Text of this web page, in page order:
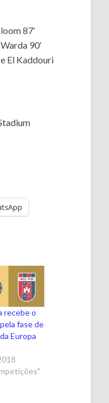
87′
Warda 90′
e El Kaddouri
recebe o
fase de
Europa